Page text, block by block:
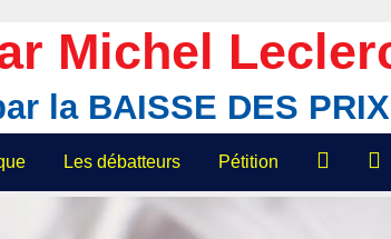
Michel
la BAISSE DES
Les débatteurs Pétition